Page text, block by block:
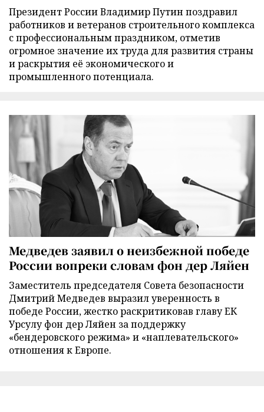
Президент России Владимир Путин поздравил
работников и ветеранов строительного комплекса
с профессиональным праздником, отметив
огромное значение их труда для развития страны
и раскрытия её экономического и
промышленного потенциала.
Медведев заявил о неизбежной победе
России вопреки словам фон дер Ляйен
Заместитель председателя Совета безопасности
Дмитрий Медведев выразил уверенность в
победе России, жестко раскритиковав главу ЕК
Урсулу фон дер Ляйен за поддержку
«бендеровского режима» и «наплевательского»
отношения к Европе.